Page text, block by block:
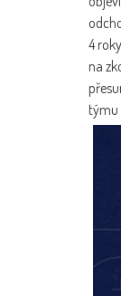
4
na
týmu